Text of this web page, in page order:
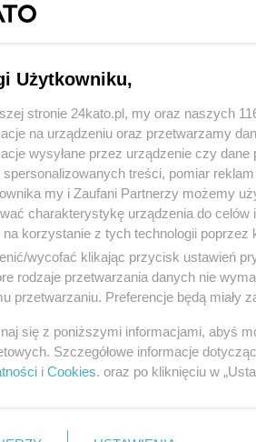
Użytkowniku,
stronie 24kato.pl, my oraz naszych
na urządzeniu oraz przetwarzamy
wysyłane przez urządzenie czy
treści, pomiar
my i Zaufani Partnerzy możemy
charakterystykę urządzenia do
na korzystanie z tych technologii poprzez
wycofać klikając przycisk ustawień
rodzaje przetwarzania danych nie
przetwarzaniu. Preferencje będą miały
się z poniższymi informacjami, abyś
Szczegółowe informacje
i Cookies. oraz po kliknięciu w